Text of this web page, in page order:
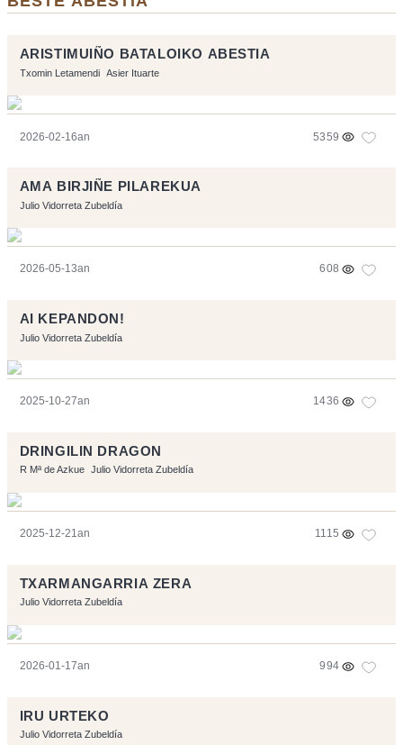
ARISTIMUIÑO BATALOIKO ABESTIA
Txomin Letamendi Asier Ituarte
2026-02-16an 5359
AMA BIRJIÑE PILAREKUA
Julio Vidorreta Zubeldía
2026-05-13an 608
AI KEPANDON!
Julio Vidorreta Zubeldía
2025-10-27an 1436
DRINGILIN DRAGON
R Mª de Azkue Julio Vidorreta Zubeldía
2025-12-21an 1115
TXARMANGARRIA ZERA
Julio Vidorreta Zubeldía
2026-01-17an 994
IRU URTEKO
Julio Vidorreta Zubeldía